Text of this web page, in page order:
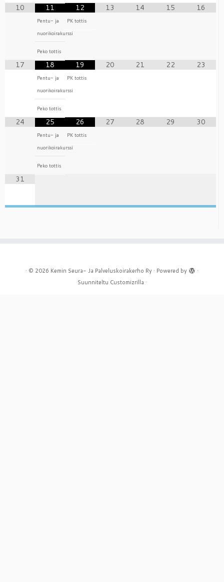
10 11
Pentu- ja
nuorikoirakurssi
Peko tottis
12
PK tottis
13 14 15 16
17 18
Pentu- ja
nuorikoirakurssi
Peko tottis
19
PK tottis
20 21 22 23
24 25
Pentu- ja
nuorikoirakurssi
Peko tottis
26
PK tottis
27 28 29 30
31
· © 2026 Kemin Seura- Ja Palveluskoirakerho Ry · Powered by
·
Suunniteltu Customizrilla ·